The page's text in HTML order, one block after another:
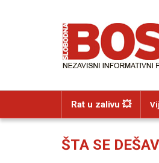
Rat u zalivu 💥
ŠTA SE